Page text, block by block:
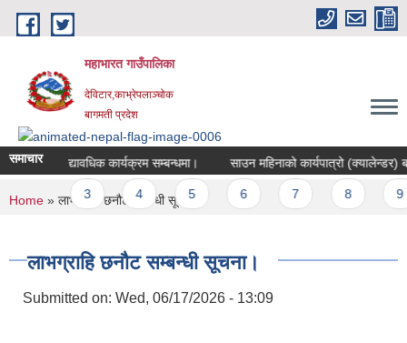
Skip to main content
महाभारत गाउँपालिका
देविटार,काभ्रेपलाञ्चोक
बागमती प्रदेश
समाचार
नामावली अद्यावधिक कार्यक्रम सम्बन्धमा। साउन महिनाको कार्यपात्रो (क्यालेन्डर)
You are here
Home » लाभग्राहि छनौट सम्बन्धी सूचना।
लाभग्राहि छनौट सम्बन्धी सूचना।
Submitted on: Wed, 06/17/2026 - 13:09